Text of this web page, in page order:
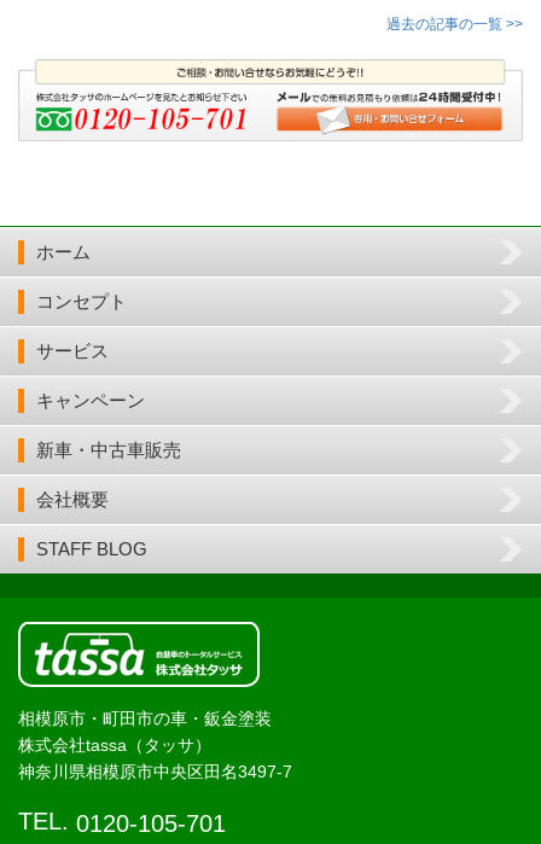
過去の記事の一覧 >>
ホーム
コンセプト
サービス
キャンペーン
新車・中古車販売
会社概要
STAFF BLOG
相模原市・町田市の車・鈑金塗装
株式会社tassa（タッサ）
神奈川県相模原市中央区田名3497-7
TEL. 0120-105-701